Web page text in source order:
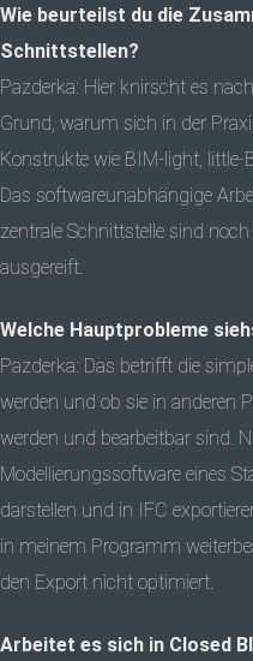
Wie beurteilst du die
Schnittstellen?
Pazderka: Hier knirscht es
Grund, warum sich in der
Konstrukte wie BIM-light, little-
Das softwareunabhängige
zentrale Schnittstelle sind
ausgereift.
Welche Hauptprobleme
Pazderka: Das betrifft die
werden und ob sie in anderen
werden und bearbeitbar sind.
Modellierungssoftware eines
darstellen und in IFC
in meinem Programm
den Export nicht optimiert.
Arbeitet es sich in Closed